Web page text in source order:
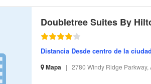
Doubletree Suites By
Distancia Desde centro de la
Mapa | 2780 Windy Ridge